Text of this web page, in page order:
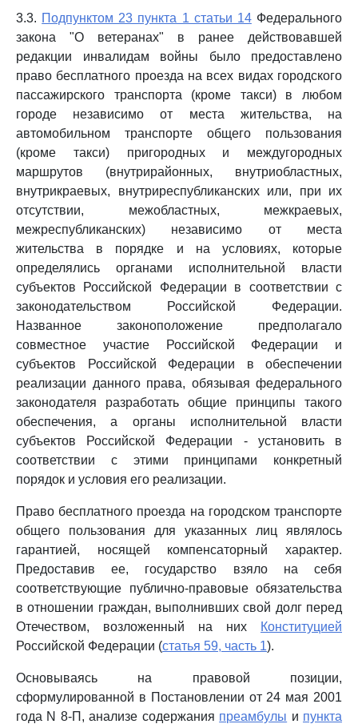
3.3. Подпунктом 23 пункта 1 статьи 14Федерального
закона "О ветеранах" в ранее действовавшей
редакции инвалидам войны было предоставлено
право бесплатного проезда на всех видах городского
пассажирского транспорта (кроме такси) в любом
городе независимо от места жительства, на
автомобильном транспорте общего пользования
(кроме такси) пригородных и междугородных
маршрутов (внутрирайонных, внутриобластных,
внутрикраевых, внутриреспубликанских или, при их
отсутствии, межобластных, межкраевых,
межреспубликанских) независимо от места
жительства в порядке и на условиях, которые
определялись органами исполнительной власти
субъектов Российской Федерации в соответствии с
законодательством Российской Федерации.
Названное законоположение предполагало
совместное участие Российской Федерации и
субъектов Российской Федерации в обеспечении
реализации данного права, обязывая федерального
законодателя разработать общие принципы такого
обеспечения, а органы исполнительной власти
субъектов Российской Федерации - установить в
соответствии с этими принципами конкретный
порядок и условия его реализации.
Право бесплатного проезда на городском транспорте
общего пользования для указанных лиц являлось
гарантией, носящей компенсаторный характер.
Предоставив ее, государство взяло на себя
соответствующие публично-правовые обязательства
в отношении граждан, выполнивших свой долг перед
Отечеством, возложенный на них
Конституцией
Российской Федерации (статья 59, часть 1).
Основываясь на правовой позиции,
сформулированной в Постановлении от 24 мая 2001
года N 8-П, анализе содержания преамбулы и пункта